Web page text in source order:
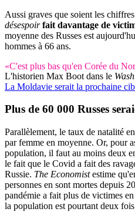
Aussi graves que soient les
désespoir fait davantage de
moyenne des Russes est
hommes à 66 ans.
«C'est plus bas qu'en Corée du
L'historien Max Boot dans le
La Moldavie serait la prochaine
Plus de 60 000 Russes
Parallèlement, le taux de natalité
par femme en moyenne. Or, pour
population, il faut au moins deux
le fait que le Covid a fait des
Russie. The Economistestime
personnes en sont mortes depuis
pandémie a fait plus de victimes
la population est pourtant deux